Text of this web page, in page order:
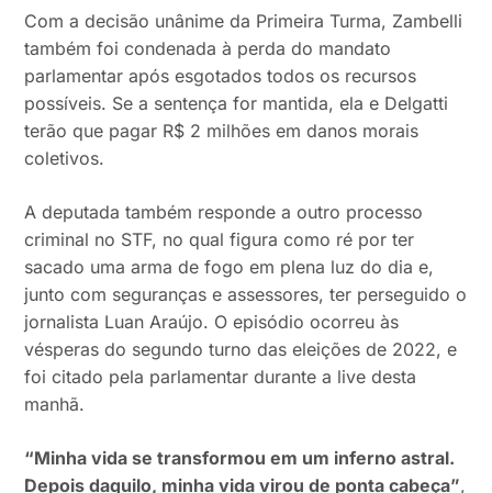
Com a decisão unânime da Primeira Turma, Zambelli
também foi condenada à perda do mandato
parlamentar após esgotados todos os recursos
possíveis. Se a sentença for mantida, ela e Delgatti
terão que pagar R$ 2 milhões em danos morais
coletivos.
A deputada também responde a outro processo
criminal no STF, no qual figura como ré por ter
sacado uma arma de fogo em plena luz do dia e,
junto com seguranças e assessores, ter perseguido o
jornalista Luan Araújo. O episódio ocorreu às
vésperas do segundo turno das eleições de 2022, e
foi citado pela parlamentar durante a live desta
manhã.
“Minha vida se transformou em um inferno astral.
Depois daquilo, minha vida virou de ponta cabeça”,